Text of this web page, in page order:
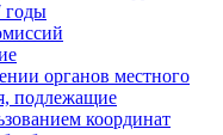
годы
органов местного
подлежащие
координат